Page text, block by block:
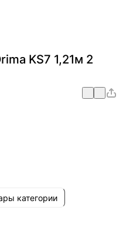
KS7 1,21м 2
категории